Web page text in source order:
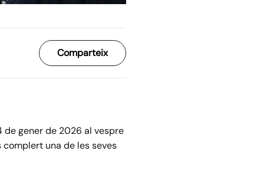
Comparteix
de gener de 2026 al vespre
una de les seves